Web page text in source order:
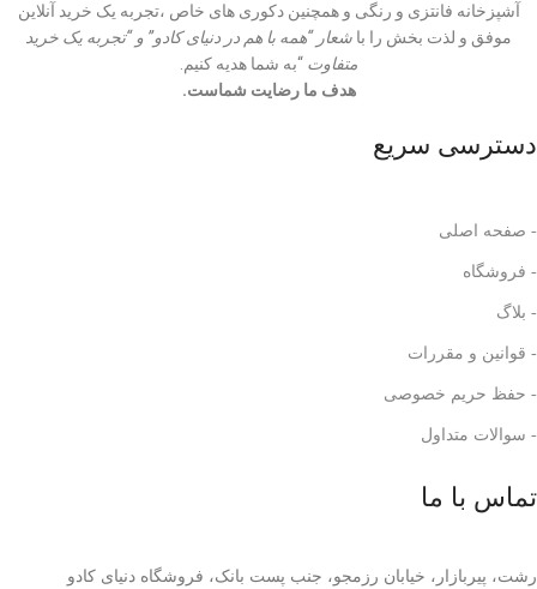
آشپزخانه فانتزی و رنگی و همچنین دکوری های خاص ،تجربه یک خرید آنلاین
موفق و لذت بخش را با شعار “همه با هم در دنیای کادو” و “تجربه یک خرید
متفاوت “به شما هدیه کنیم.
هدف ما رضایت شماست.
دسترسی سریع
- صفحه اصلی
- فروشگاه
- بلاگ
- قوانین و مقررات
- حفظ حریم خصوصی
- سوالات متداول
تماس با ما
رشت، پیربازار، خیابان رزمجو، جنب پست بانک، فروشگاه دنیای کادو